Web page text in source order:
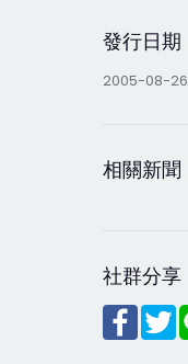
發行日期
2005-08-26
相關新聞
社群分享